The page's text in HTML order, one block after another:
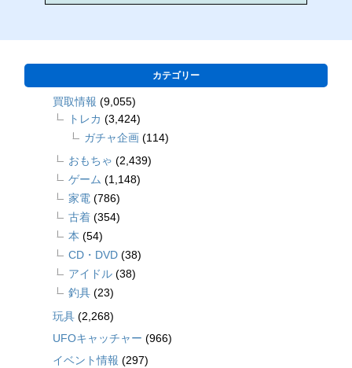
カテゴリー
買取情報 (9,055)
トレカ (3,424)
ガチャ企画 (114)
おもちゃ (2,439)
ゲーム (1,148)
家電 (786)
古着 (354)
本 (54)
CD・DVD (38)
アイドル (38)
釣具 (23)
玩具 (2,268)
UFOキャッチャー (966)
イベント情報 (297)